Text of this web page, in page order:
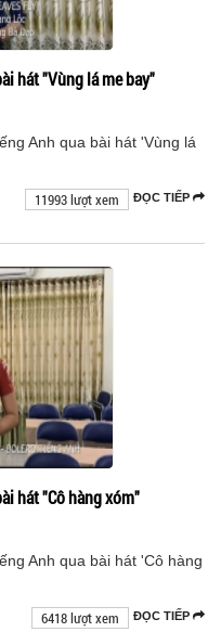
hát "Vùng lá me bay"
Anh qua bài hát 'Vùng lá
ĐỌC TIẾP
11993 lượt xem
hát "Cô hàng xóm"
Anh qua bài hát 'Cô hàng
ĐỌC TIẾP
6418 lượt xem